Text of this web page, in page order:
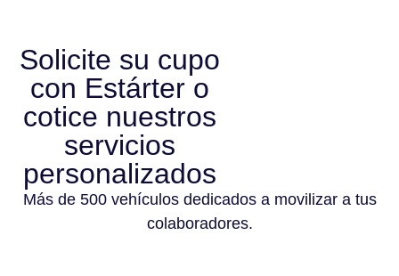
Solicite su cupo
con Estárter o
cotice nuestros
servicios
personalizados
Más de 500 vehículos dedicados a movilizar a tus
colaboradores.